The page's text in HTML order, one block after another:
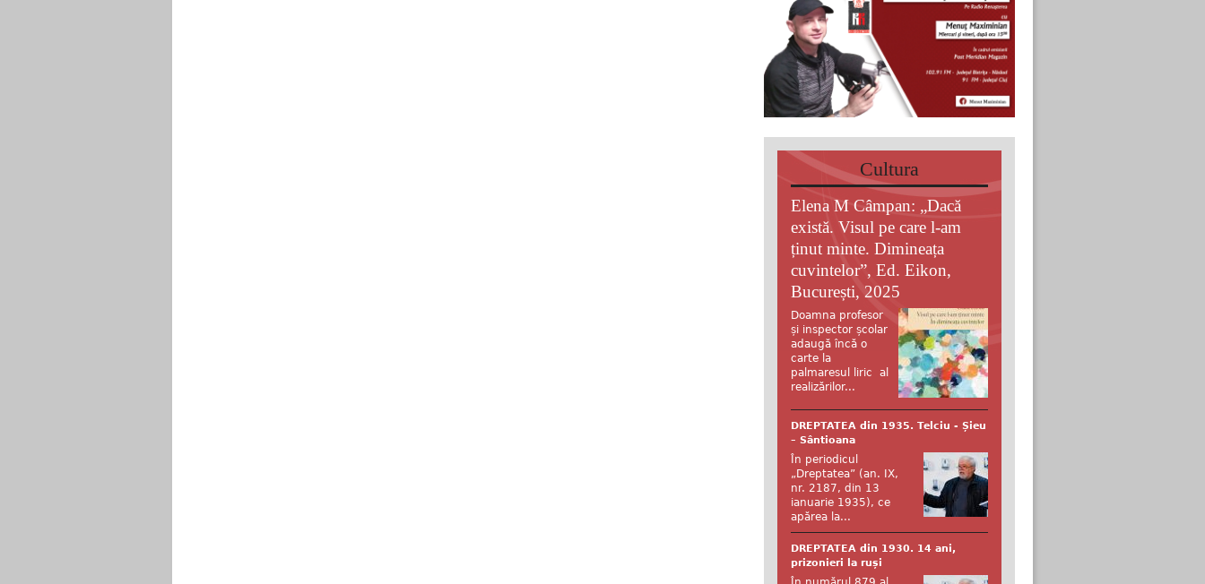
Cultura
Elena M Câmpan: „Dacă
există. Visul pe care l-am
ținut minte. Dimineața
cuvintelor”, Ed. Eikon,
București, 2025
Doamna profesor
și inspector școlar
adaugă încă o
carte la
palmaresul liric al
realizărilor...
DREPTATEA din 1935. Telciu - Șieu
– Sântioana
În periodicul
„Dreptatea” (an. IX,
nr. 2187, din 13
ianuarie 1935), ce
apărea la...
DREPTATEA din 1930. 14 ani,
prizonieri la ruși